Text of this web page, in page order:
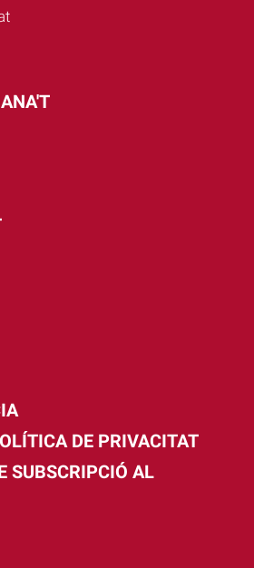
DE PRIVACITAT
SUBSCRIPCIÓ AL